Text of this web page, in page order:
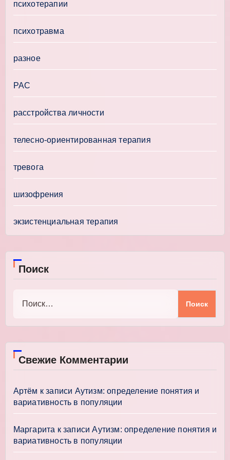
психотерапии
психотравма
разное
РАС
расстройства личности
телесно-ориентированная терапия
тревога
шизофрения
экзистенциальная терапия
Поиск
Свежие Комментарии
Артём к записи Аутизм: определение понятия и
вариативность в популяции
Маргарита к записиАутизм: определение понятия и
вариативность в популяции